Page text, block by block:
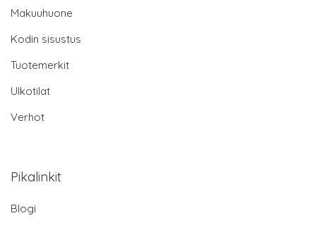
Makuuhuone
Kodin sisustus
Tuotemerkit
Ulkotilat
Verhot
Pikalinkit
Blogi